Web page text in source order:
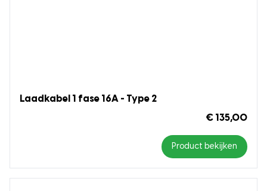
Laadkabel 1 fase 16A - Type 2
€ 135,00
Product bekijken